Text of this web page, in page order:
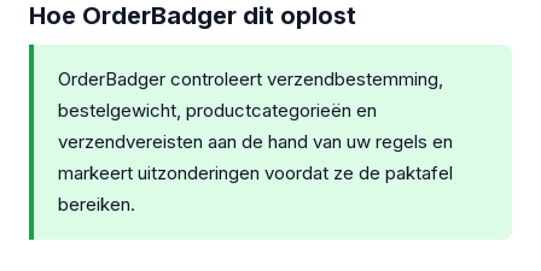
Hoe OrderBadger dit oplost
OrderBadger controleert verzendbestemming,
bestelgewicht, productcategorieën en
verzendvereisten aan de hand van uw regels en
markeert uitzonderingen voordat ze de paktafel
bereiken.